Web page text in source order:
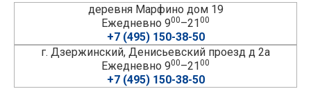
деревня Марфино дом 19
Ежедневно 900–2100
+7 (495) 150-38-50
г. Дзержинский, Денисьевский проезд д 2а
Ежедневно 900–2100
+7 (495) 150-38-50